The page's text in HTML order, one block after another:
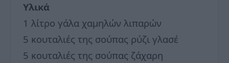
Υλικά
1 λίτρο γάλα χαμηλών λιπαρών
5 κουταλιές της σούπας ρύζι γλασέ
5 κουταλιές της σούπας ζάχαρη